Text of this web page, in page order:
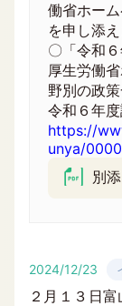
働省ホー
を申し添え
〇「令和
厚生労働
野別の政
令和６年
https://
unya/
別
2024/12/23
２月１３日